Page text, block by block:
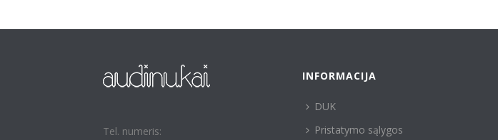
Tel. numeris:
INFORMACIJA
DUK
Pristatymo sąlygos